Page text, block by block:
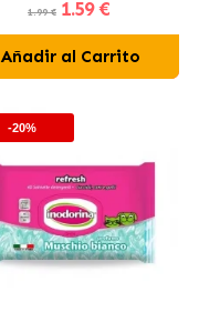
1.99 € 1.59 €
Añadir al Carrito
-20%